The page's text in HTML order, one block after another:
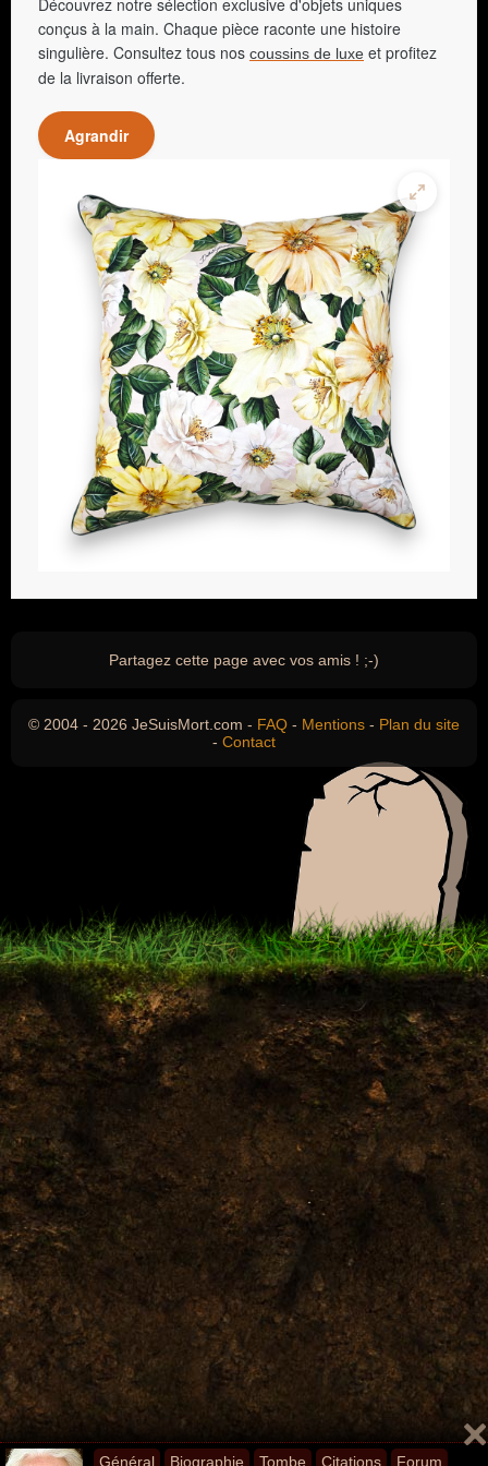
Général Biographie Tombe Citations Forum
Découvrez notre sélection exclusive d'objets uniques
conçus à la main. Chaque pièce raconte une histoire
singulière. Consultez tous nos coussins de luxe et profitez
de la livraison offerte.
Agrandir
Partagez cette page avec vos amis ! ;-)
© 2004 - 2026 JeSuisMort.com - FAQ - Mentions - Plan du site
- Contact